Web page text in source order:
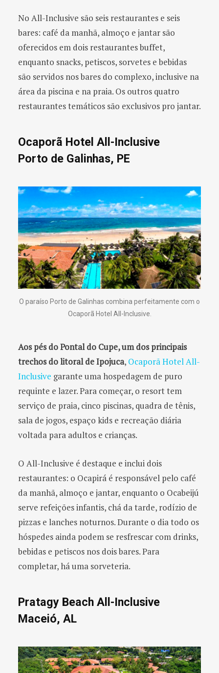
No All-Inclusive são seis restaurantes e seis
bares: café da manhã, almoço e jantar são
oferecidos em dois restaurantes buffet,
enquanto snacks, petiscos, sorvetes e bebidas
são servidos nos bares do complexo, inclusive na
área da piscina e na praia. Os outros quatro
restaurantes temáticos são exclusivos pro jantar.
Ocaporã Hotel All-Inclusive
Porto de Galinhas, PE
O paraíso Porto de Galinhas combina perfeitamente com o
Ocaporã Hotel All-Inclusive.
Aos pés do Pontal do Cupe, um dos principais
trechos do litoral de Ipojuca, Ocaporã Hotel All-
Inclusive garante uma hospedagem de puro
requinte e lazer. Para começar, o resort tem
serviço de praia, cinco piscinas, quadra de tênis,
sala de jogos, espaço kids e recreação diária
voltada para adultos e crianças.
O All-Inclusive é destaque e inclui dois
restaurantes: o Ocapirá é responsável pelo café
da manhã, almoço e jantar, enquanto o Ocabeijú
serve refeições infantis, chá da tarde, rodízio de
pizzas e lanches noturnos. Durante o dia todo os
hóspedes ainda podem se resfrescar com drinks,
bebidas e petiscos nos dois bares. Para
completar, há uma sorveteria.
Pratagy Beach All-Inclusive
Maceió, AL